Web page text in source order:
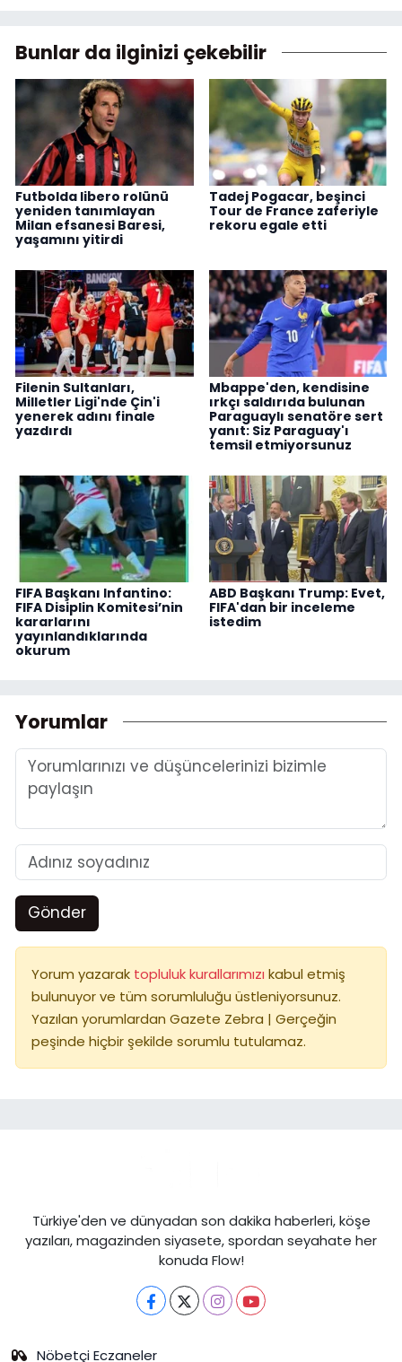
Bunlar da ilginizi çekebilir
Futbolda libero rolünü
yeniden tanımlayan
Milan efsanesi Baresi,
yaşamını yitirdi
Tadej Pogacar, beşinci
Tour de France zaferiyle
rekoru egale etti
Filenin Sultanları,
Milletler Ligi'nde Çin'i
yenerek adını finale
yazdırdı
Mbappe'den, kendisine
ırkçı saldırıda bulunan
Paraguaylı senatöre sert
yanıt: Siz Paraguay'ı
temsil etmiyorsunuz
FIFA Başkanı Infantino:
FIFA Disiplin Komitesi’nin
kararlarını
yayınlandıklarında
okurum
ABD Başkanı Trump: Evet,
FIFA'dan bir inceleme
istedim
Yorumlar
Gönder
Yorum yazarak topluluk kurallarımızı kabul etmiş
bulunuyor ve tüm sorumluluğu üstleniyorsunuz.
Yazılan yorumlardan Gazete Zebra | Gerçeğin
peşinde hiçbir şekilde sorumlu tutulamaz.
Türkiye'den ve dünyadan son dakika haberleri, köşe
yazıları, magazinden siyasete, spordan seyahate her
konuda Flow!
Nöbetçi Eczaneler